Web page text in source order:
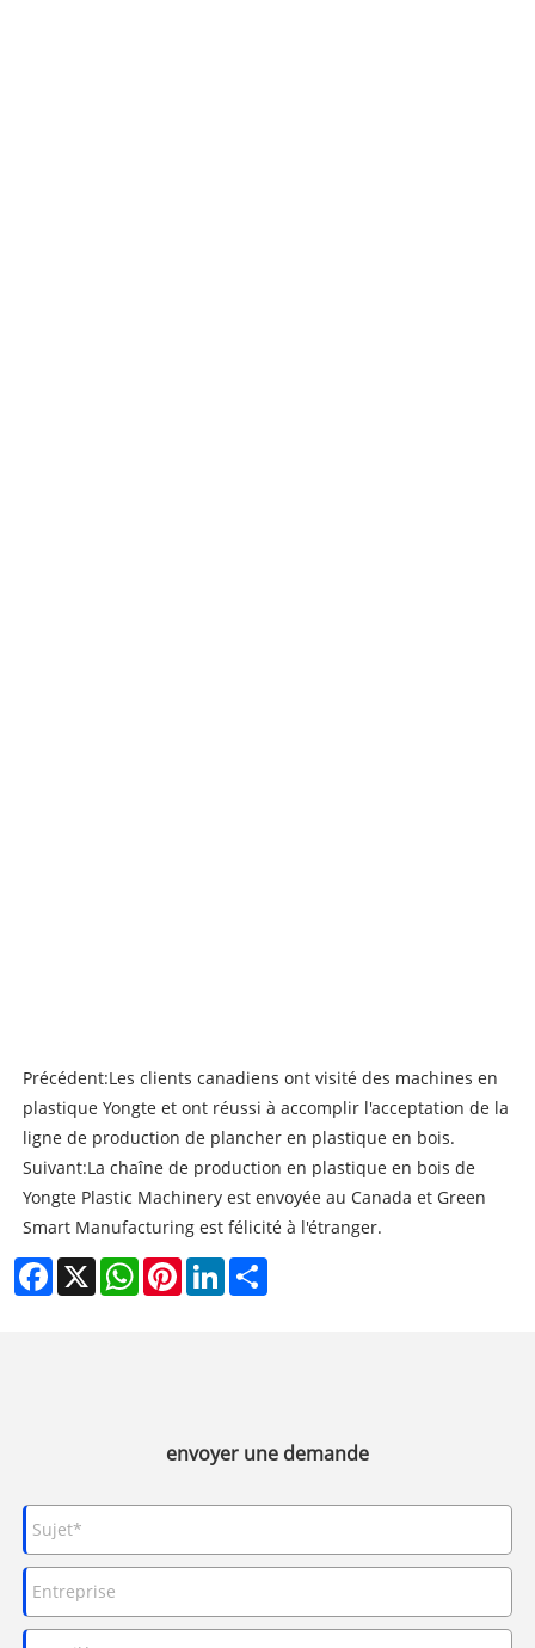
Précédent:Les clients canadiens ont visité des machines en
plastique Yongte et ont réussi à accomplir l'acceptation de la
ligne de production de plancher en plastique en bois.
Suivant:La chaîne de production en plastique en bois de
Yongte Plastic Machinery est envoyée au Canada et Green
Smart Manufacturing est félicité à l'étranger.
Facebook
X WhatsAppPinterestLinkedIn
envoyer une demande